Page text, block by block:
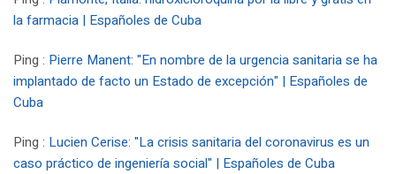
la farmacia | Españoles de Cuba
Ping : Pierre Manent: "En nombre de la urgencia sanitaria se ha
implantado de facto un Estado de excepción" | Españoles de
Cuba
Ping : Lucien Cerise: "La crisis sanitaria del coronavirus es un
caso práctico de ingeniería social" | Españoles de Cuba